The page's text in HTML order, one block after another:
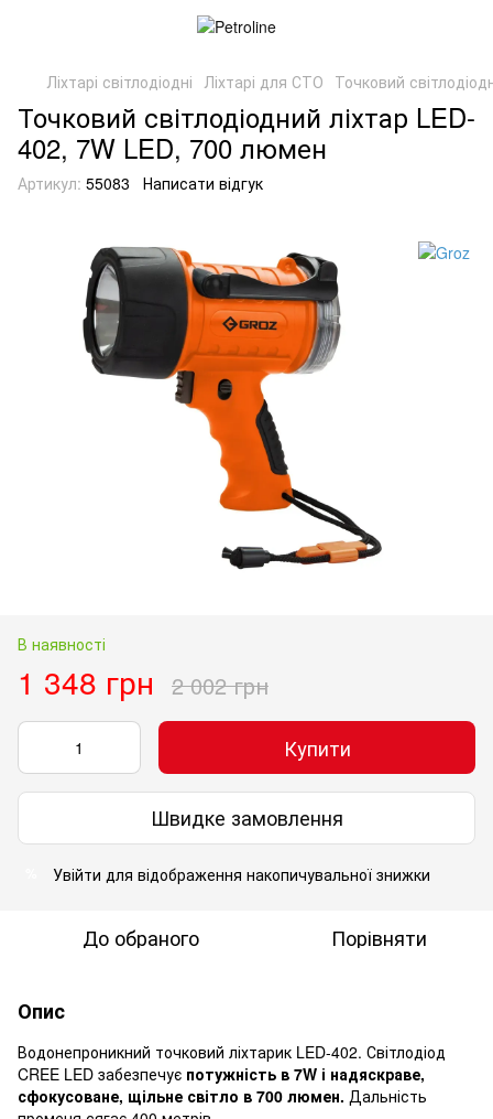
Ліхтарі світлодіодні Ліхтарі для СТО Точковий
Точковий світлодіодний ліхтар LED-
402, 7W LED, 700 люмен
Артикул: 55083 Написати відгук
В наявності
1 348 грн 2 002 грн
Купити
Швидке замовлення
Увійти для відображення накопичувальної знижки
До обраного Порівняти
Опис
Водонепроникний точковий ліхтарик LED-402. Світлодіод
CREE LED забезпечує потужність в 7W і надяскраве,
сфокусоване, щільне світло в 700 люмен. Дальність